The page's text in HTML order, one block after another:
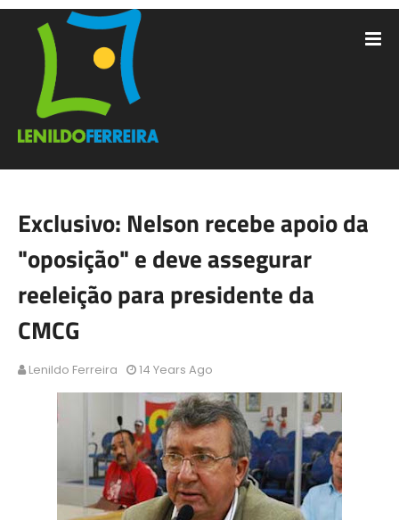
Exclusivo: Nelson recebe apoio da
"oposição" e deve assegurar
reeleição para presidente da
CMCG
Lenildo Ferreira 14 Years Ago